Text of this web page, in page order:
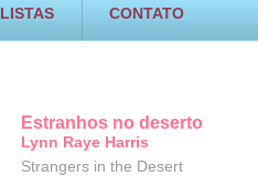
LISTAS CONTATO
Estranhos no deserto
Lynn Raye Harris
Strangers in the Desert